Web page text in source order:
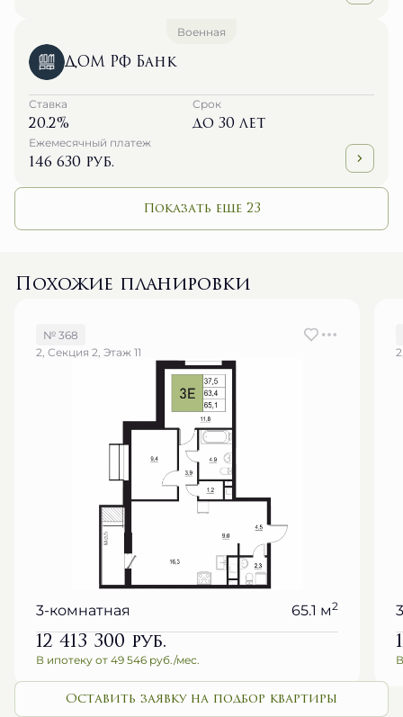
Военная
ДОМ РФ Банк
Ставка
20.2%
Срок
до 30 лет
Ежемесячный платеж
146 630 руб.
Показать еще 23
Похожие планировки
№ 368
2, Секция 2, Этаж 11
3-комнатная 65.1 м2
12 413 300руб.
В ипотеку от 49 546 руб./мес.
Оставить заявку на подбор квартиры